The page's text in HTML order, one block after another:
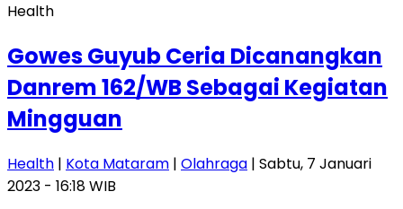
Health
Gowes Guyub Ceria Dicanangkan
Danrem 162/WB Sebagai Kegiatan
Mingguan
Health | Kota Mataram | Olahraga | Sabtu, 7 Januari
2023 - 16:18 WIB